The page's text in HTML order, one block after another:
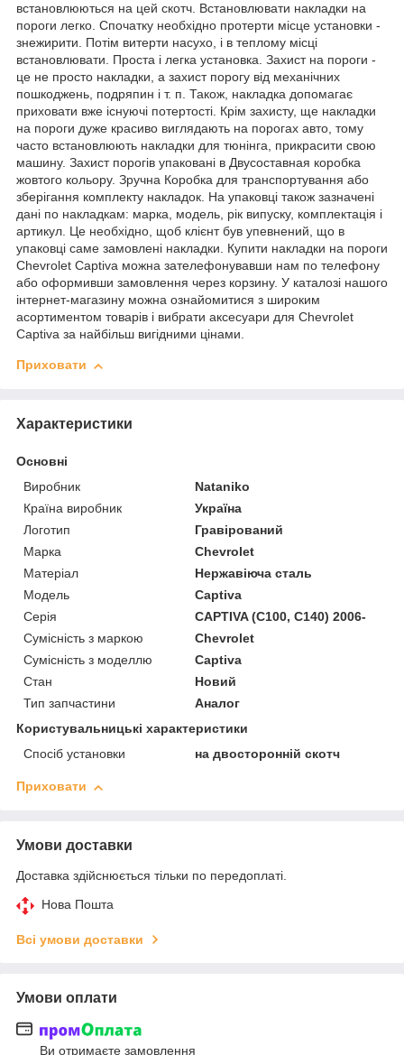
встановлюються на цей скотч. Встановлювати накладки на
пороги легко. Спочатку необхідно протерти місце установки -
знежирити. Потім витерти насухо, і в теплому місці
встановлювати. Проста і легка установка. Захист на пороги -
це не просто накладки, а захист порогу від механічних
пошкоджень, подряпин і т. п. Також, накладка допомагає
приховати вже існуючі потертості. Крім захисту, ще накладки
на пороги дуже красиво виглядають на порогах авто, тому
часто встановлюють накладки для тюнінга, прикрасити свою
машину. Захист порогів упаковані в Двусоставная коробка
жовтого кольору. Зручна Коробка для транспортування або
зберігання комплекту накладок. На упаковці також зазначені
дані по накладкам: марка, модель, рік випуску, комплектація і
артикул. Це необхідно, щоб клієнт був упевнений, що в
упаковці саме замовлені накладки. Купити накладки на пороги
Chevrolet Captiva можна зателефонувавши нам по телефону
або оформивши замовлення через корзину. У каталозі нашого
інтернет-магазину можна ознайомитися з широким
асортиментом товарів і вибрати аксесуари для Chevrolet
Captiva за найбільш вигідними цінами.
Приховати
Характеристики
Основні
Виробник
Nataniko
Країна виробник
Україна
Логотип
Гравірований
Марка
Chevrolet
Матеріал
Нержавіюча сталь
Модель
Captiva
Серія
CAPTIVA (C100, C140) 2006-
Сумісність з маркою
Chevrolet
Сумісність з моделлю
Captiva
Стан
Новий
Тип запчастини
Аналог
Користувальницькі характеристики
Спосіб установки
на двосторонній скотч
Приховати
Умови доставки
Доставка здійснюється тільки по передоплаті.
Нова Пошта
Всі умови доставки
Умови оплати
Ви отримаєте замовлення